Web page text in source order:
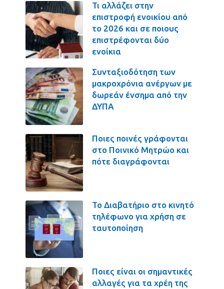
Τι αλλάζει στην
επιστροφή ενοικίου από
το 2026 και σε ποιους
επιστρέφονται δύο
ενοίκια
Συνταξιοδότηση των
μακροχρόνια ανέργων με
δωρεάν ένσημα από την
ΔΥΠΑ
Ποιες ποινές γράφονται
στο Ποινικό Μητρώο και
πότε διαγράφονται
Το Διαβατήριο στο κινητό
τηλέφωνο για χρήση σε
ταυτοποίηση
Ποιες είναι οι σημαντικές
αλλαγές για τα χρέη της